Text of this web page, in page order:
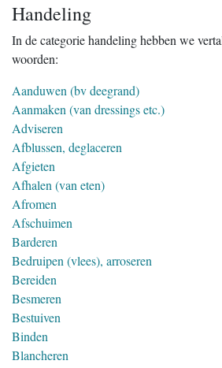
Handeling
In de categorie handeling hebben we
woorden:
Aanduwen (bv deegrand)
Aanmaken (van dressings etc.)
Adviseren
Afblussen, deglaceren
Afgieten
Afhalen (van eten)
Afromen
Afschuimen
Barderen
Bedruipen (vlees), arroseren
Bereiden
Besmeren
Bestuiven
Binden
Blancheren